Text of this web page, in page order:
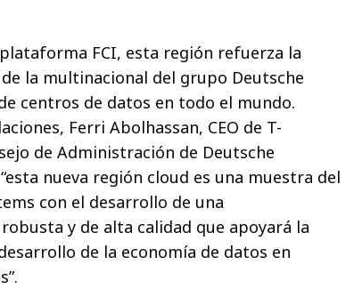
FCI, esta región refuerza la
la multinacional del grupo Deutsche
centros de datos en todo el mundo.
Ferri Abolhassan, CEO de T-
de Administración de Deutsche
nueva región cloud es una muestra del
con el desarrollo de una
y de alta calidad que apoyará la
de la economía de datos en